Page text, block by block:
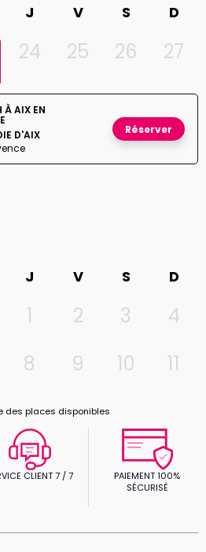
J V S D
24 25 26 27
À AIX EN
D'AIX
Réserver
J V S D
1 2 3
4
8 9 10 11
des places disponibles
CLIENT 7 / 7
PAIEMENT 100%
SÉCURISÉ